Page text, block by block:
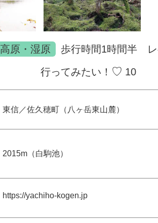
高原・湿原 歩行時間1時間半
行ってみたい！ ♡ 10
東信／佐久穂町（八ヶ岳東山麓）
2015m（白駒池）
https://yachiho-kogen.jp